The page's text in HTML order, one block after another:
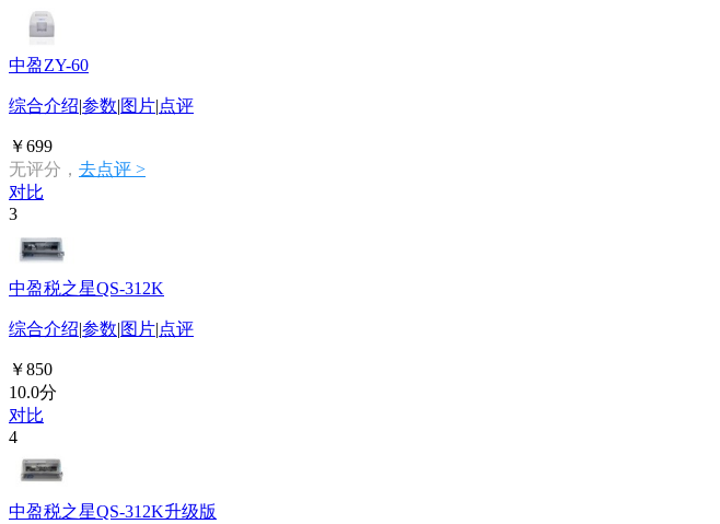
中盈ZY-60
综合介绍|参数|图片|点评
￥699
无评分， 去点评 >
对比
3
中盈税之星QS-312K
综合介绍|参数|图片|点评
￥850
10.0分
对比
4
中盈税之星QS-312K升级版